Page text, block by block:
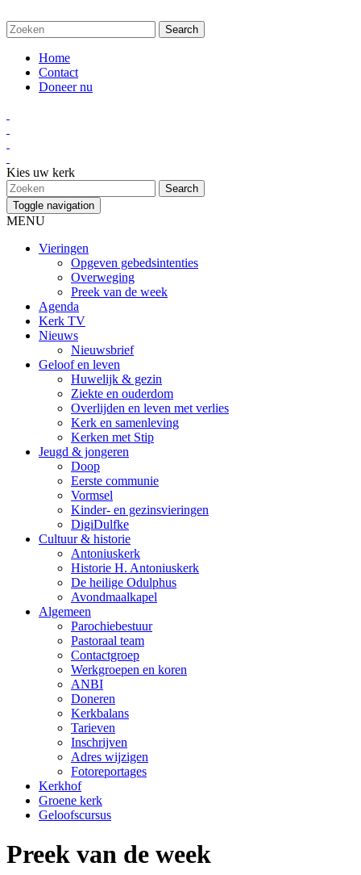
Home
Contact
Doneer nu
Kies uw kerk
Toggle navigation
MENU
Vieringen
Opgeven gebedsintenties
Overweging
Preek van de week
Agenda
Kerk TV
Nieuws
Nieuwsbrief
Geloof en leven
Huwelijk & gezin
Ziekte en ouderdom
Overlijden en leven met verlies
Kerk en samenleving
Kerken met Stip
Jeugd & jongeren
Doop
Eerste communie
Vormsel
Kinder- en gezinsvieringen
DigiDulfke
Cultuur & historie
Antoniuskerk
Historie H. Antoniuskerk
De heilige Odulphus
Avondmaalkapel
Algemeen
Parochiebestuur
Pastoraal team
Contactgroep
Werkgroepen en koren
ANBI
Doneren
Kerkbalans
Tarieven
Inschrijven
Adres wijzigen
Fotoreportages
Kerkhof
Groene kerk
Geloofscursus
Preek van de week